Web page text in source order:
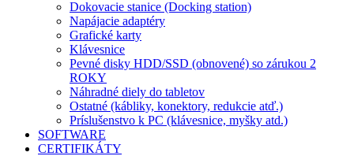
Dokovacie stanice (Docking station)
Napájacie adaptéry
Grafické karty
Klávesnice
Pevné disky HDD/SSD (obnovené) so zárukou 2
ROKY
Náhradné diely do tabletov
Ostatné (kábliky, konektory, redukcie atď.)
Príslušenstvo k PC (klávesnice, myšky atd.)
SOFTWARE
CERTIFIKÁTY